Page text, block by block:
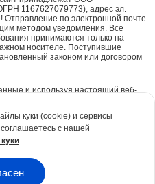
1167627079773), адрес эл.
по электронной почте
методом уведомления. Все
принимаются только на
носителе. Поступившие
законом или договором
и используя настоящий веб-
и обеспечения его корректной
файлы куки (cookie)
Вся информация является сугубо
Вы можете отключить куки с
куки (cookie) и сервисы
с нашей